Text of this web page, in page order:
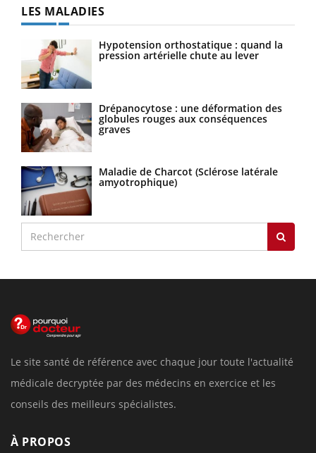
LES MALADIES
Hypotension orthostatique : quand la
pression artérielle chute au lever
Drépanocytose : une déformation des
globules rouges aux conséquences
graves
Maladie de Charcot (Sclérose latérale
amyotrophique)
Le site santé de référence avec chaque jour toute l'actualité
médicale decryptée par des médecins en exercice et les
conseils des meilleurs spécialistes.
À PROPOS